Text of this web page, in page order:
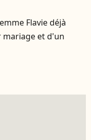
Flavie déjà
mariage et d'un